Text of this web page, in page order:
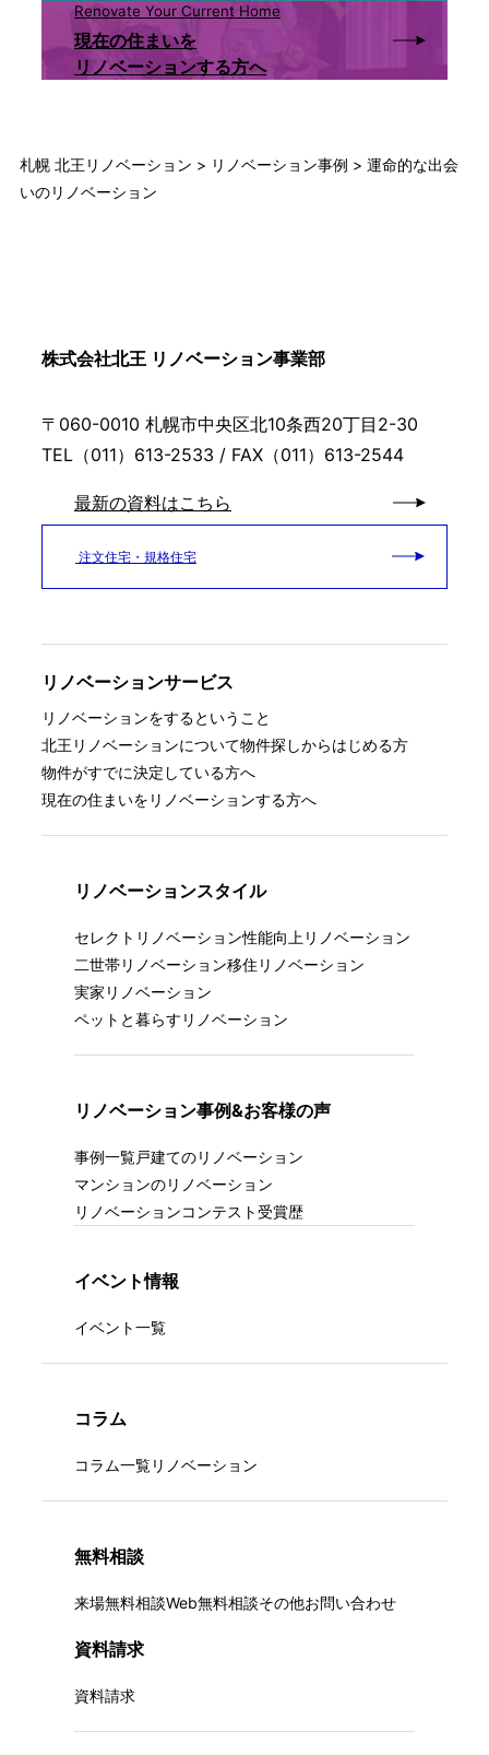
Renovate Your Current Home
現在の住まいを
リノベーションする方へ
札幌 北王リノベーション > リノベーション事例 > 運命的な出会
いのリノベーション
株式会社北王 リノベーション事業部
〒060-0010 札幌市中央区北10条西20丁目2-30
TEL（011）613-2533 / FAX（011）613-2544
最新の資料はこちら
注文住宅・規格住宅
リノベーションサービス
リノベーションをするということ
北王リノベーションについて物件探しからはじめる方
物件がすでに決定している方へ
現在の住まいをリノベーションする方へ
リノベーションスタイル
セレクトリノベーション性能向上リノベーション
二世帯リノベーション移住リノベーション
実家リノベーション
ペットと暮らすリノベーション
リノベーション事例&お客様の声
事例一覧戸建てのリノベーション
マンションのリノベーション
リノベーションコンテスト受賞歴
イベント情報
イベント一覧
コラム
コラム一覧リノベーション
無料相談
来場無料相談Web無料相談その他お問い合わせ
資料請求
資料請求